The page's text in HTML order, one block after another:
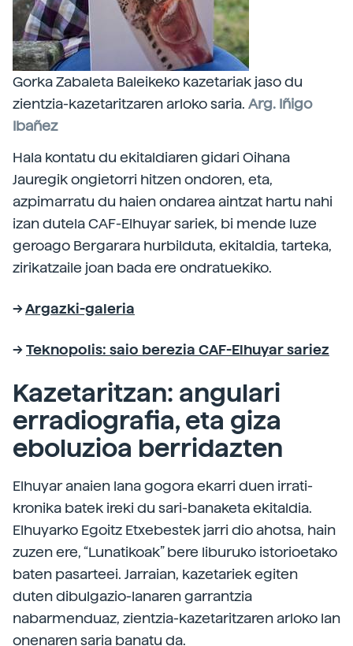
Gorka Zabaleta Baleikeko kazetariak jaso du
zientzia-kazetaritzaren arloko saria. Arg. Iñigo
Ibañez
Hala kontatu du ekitaldiaren gidari Oihana
Jauregik ongietorri hitzen ondoren, eta,
azpimarratu du haien ondarea aintzat hartu nahi
izan dutela CAF-Elhuyar sariek, bi mende luze
geroago Bergarara hurbilduta, ekitaldia, tarteka,
zirikatzaile joan bada ere ondratuekiko.
-->Argazki-galeria
-->Teknopolis: saio berezia CAF-Elhuyar sariez
Kazetaritzan: angulari
erradiografia, eta giza
eboluzioa berridazten
Elhuyar anaien lana gogora ekarri duen irrati-
kronika batek ireki du sari-banaketa ekitaldia.
Elhuyarko Egoitz Etxebestek jarri dio ahotsa, hain
zuzen ere, “Lunatikoak” bere liburuko istorioetako
baten pasarteei. Jarraian, kazetariek egiten
duten dibulgazio-lanaren garrantzia
nabarmenduaz, zientzia-kazetaritzaren arloko lan
onenaren saria banatu da.